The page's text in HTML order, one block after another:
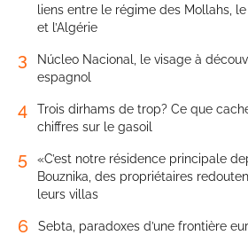
liens entre le régime des Mollahs,
et l’Algérie
3
Núcleo Nacional, le visage à
espagnol
4
Trois dirhams de trop? Ce que
chiffres sur le gasoil
5
«C’est notre résidence principale
Bouznika, des propriétaires
leurs villas
6 Sebta, paradoxes d’une frontière